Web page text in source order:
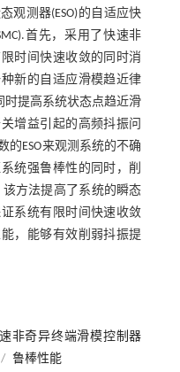
观测器(ESO)的自适应快
首先，采用了快速非
时间快速收敛的同时消
新的自适应滑模趋近律
时提高系统状态点趋近滑
增益引起的高频抖振问
的ESO来观测系统的不确
统强鲁棒性的同时，削
方法提高了系统的瞬态
系统有限时间快速收敛
，能够有效削弱抖振提
非奇异终端滑模控制器
/ 鲁棒性能